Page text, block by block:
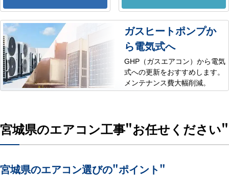
ガスヒートポンプか
ら電気式へ
GHP（ガスエアコン）から電気
式への更新をおすすめします。
メンテナンス費大幅削減。
宮城県のエアコン工事"お任せください"
宮城県のエアコン選びの"ポイント"